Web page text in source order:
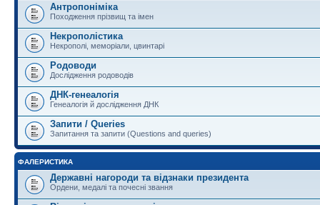
Антропоніміка
Походження прізвищ та імен
Некрополістика
Некрополі, меморіали, цвинтарі
Родоводи
Дослідження родоводів
ДНК-генеалогія
Генеалогія й дослідження ДНК
Запити / Queries
Запитання та запити (Questions and queries)
ФАЛЕРИСТИКА
Державні нагороди та відзнаки президента
Ордени, медалі та почесні звання